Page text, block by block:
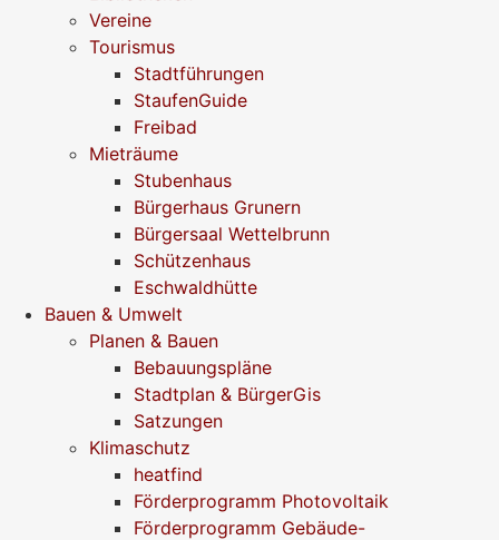
Vereine
Tourismus
Stadtführungen
StaufenGuide
Freibad
Mieträume
Stubenhaus
Bürgerhaus Grunern
Bürgersaal Wettelbrunn
Schützenhaus
Eschwaldhütte
Bauen & Umwelt
Planen & Bauen
Bebauungspläne
Stadtplan & BürgerGis
Satzungen
Klimaschutz
heatfind
Förderprogramm Photovoltaik
Förderprogramm Gebäude-